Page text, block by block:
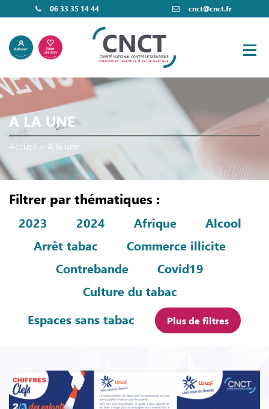
06 33 35 14 44 cnct@cnct.fr
A LA UNE
Accueil > A la une
Filtrer par thématiques :
2023 2024 Afrique
Alcool
Arrêt tabac
Commerce illicite
Contrebande
Covid19
Culture du tabac
Espaces sans tabac
Plus de filtres